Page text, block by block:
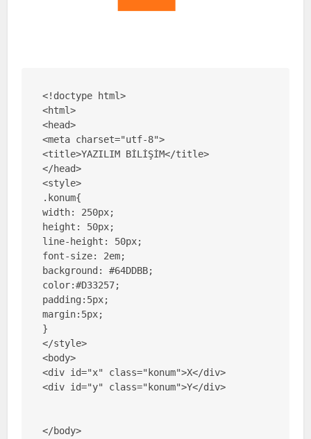
<!doctype html>
<html>
<head>
<meta charset="utf-8">
<title>YAZILIM BİLİŞİM</title>
</head>
<style>
.konum{
width: 250px;
height: 50px;
line-height: 50px;
font-size: 2em;
background: #64DDBB;
color:#D33257;
padding:5px;
margin:5px;
}
</style>
<body>
<div id="x" class="konum">X</div>
<div id="y" class="konum">Y</div>
</body>